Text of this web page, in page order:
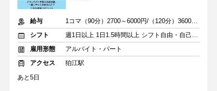
給与
1コマ（90分）2700～6000円/（120分）3600～1万2000円 +交通費
シフト
週1日以上 1日1.5時間以上 シフト自由・自己申告
雇用形態
アルバイト・パート
アクセス
狛江駅
あと5日